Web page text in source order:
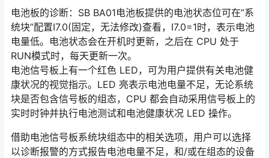
电池板的诊断：SB BA01电池板提供的电池状态位可在”系
统块”配置I7.0(固定，无法修改)查看，I7.0=1时，表示电池
电量低。电池状态会在开机时更新，之后在 CPU 处于
RUN模式时，每天更新一次。
电池信号板上有一个红色 LED，可为用户提供有关电池健
康状况的视觉指示。LED 亮表示电池电量不足，无论系统
块是否包含信号板的组态，CPU 都会自动采用信号板上的
实时时钟并执行电池测试和电池健康状况 LED 操作。
借助电池信号板系统块组态中的相关选项，用户可以选择
以诊断报警的方式报告电池电量不足，和/或在组态的设备